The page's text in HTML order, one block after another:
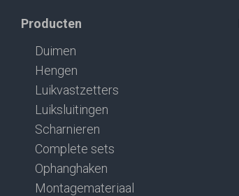
Producten
Duimen
Hengen
Luikvastzetters
Luiksluitingen
Scharnieren
Complete sets
Ophanghaken
Montagemateriaal